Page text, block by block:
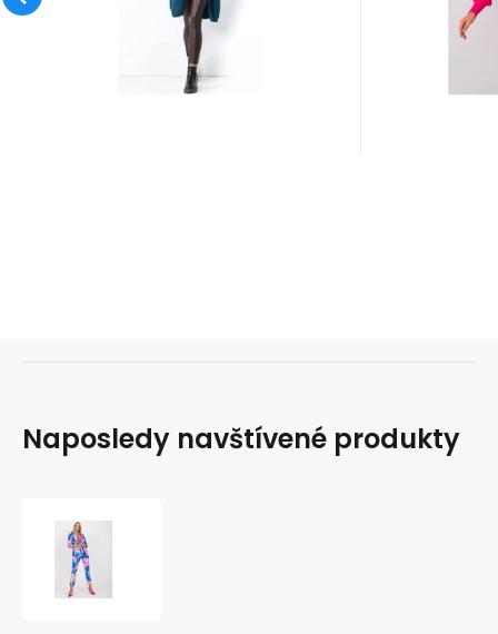
Dlouhé, zajímavě
zakončené sve
složení :
Naposledy navštívené produkty